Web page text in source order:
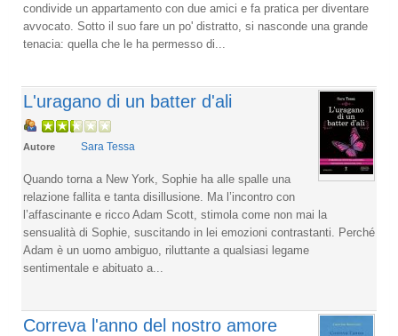
condivide un appartamento con due amici e fa pratica per diventare
avvocato. Sotto il suo fare un po' distratto, si nasconde una grande
tenacia: quella che le ha permesso di...
L'uragano di un batter d'ali
Autore Sara Tessa
Quando torna a New York, Sophie ha alle spalle una
relazione fallita e tanta disillusione. Ma l’incontro con
l’affascinante e ricco Adam Scott, stimola come non mai la
sensualità di Sophie, suscitando in lei emozioni contrastanti. Perché
Adam è un uomo ambiguo, riluttante a qualsiasi legame
sentimentale e abituato a...
Correva l'anno del nostro amore